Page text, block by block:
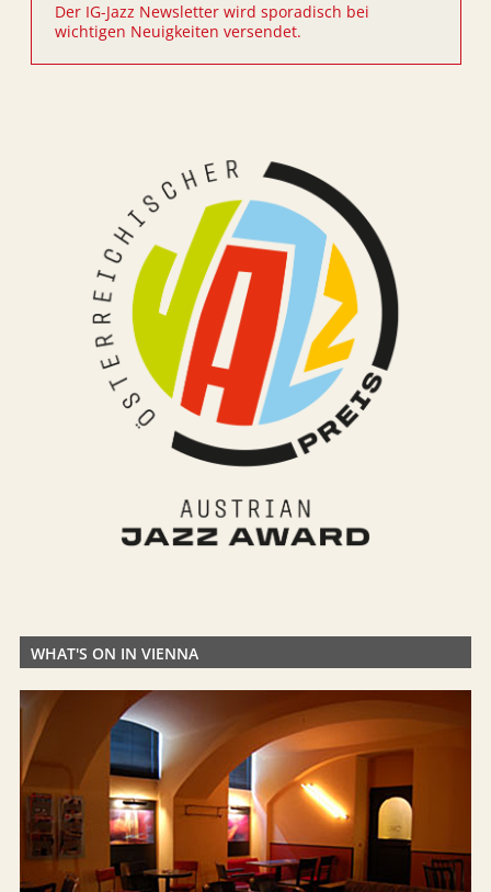
Der IG-Jazz Newsletter wird sporadisch bei
wichtigen Neuigkeiten versendet.
WHAT'S ON IN VIENNA